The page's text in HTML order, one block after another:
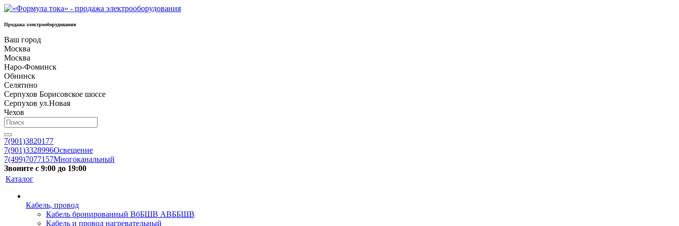
Продажа электрооборудования
Ваш город
Москва
Москва
Наро-Фоминск
Обнинск
Селятино
Серпухов Борисовское шоссе
Серпухов ул.Новая
Чехов
7(901)3820177
7(901)3328996Освещение
7(499)7077157Многоканальный
Звоните с 9:00 до 19:00
Каталог
Кабель, провод
Кабель бронированный ВбБШВ АВББШВ
Кабель и провод нагревательный